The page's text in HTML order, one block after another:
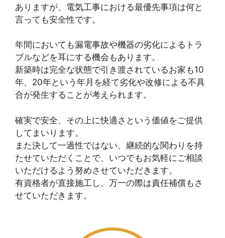
ありますが、電気工事における最優先事項は何と
言っても安全性です。
年間においても漏電事故や機器の劣化によるトラ
ブルなどを耳にする機会もあります。
新築時は完全な状態で引き渡されているお家も10
年、20年という年月を経て劣化や改修による不具
合が発生することが考えられます。
確実で安全、その上に快適さという価値をご提供
してまいります。
また決して一過性ではない、継続的な関わりを持
たせていただくことで、いつでもお気軽にご相談
いただけるよう努めさせていただきます。
有資格者が直接施工し、万一の際は責任補償もさ
せていただきます。